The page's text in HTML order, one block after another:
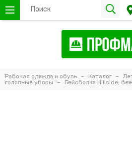
Рабочая одежда и обувь Каталог
головные уборы
Бейсболка Hillside,